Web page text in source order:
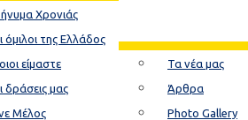
Χρονιάς
όμιλοι της Ελλάδος
είμαστε
δράσεις μας
Μέλος
Τα νέα μας
Άρθρα
Photo Gallery